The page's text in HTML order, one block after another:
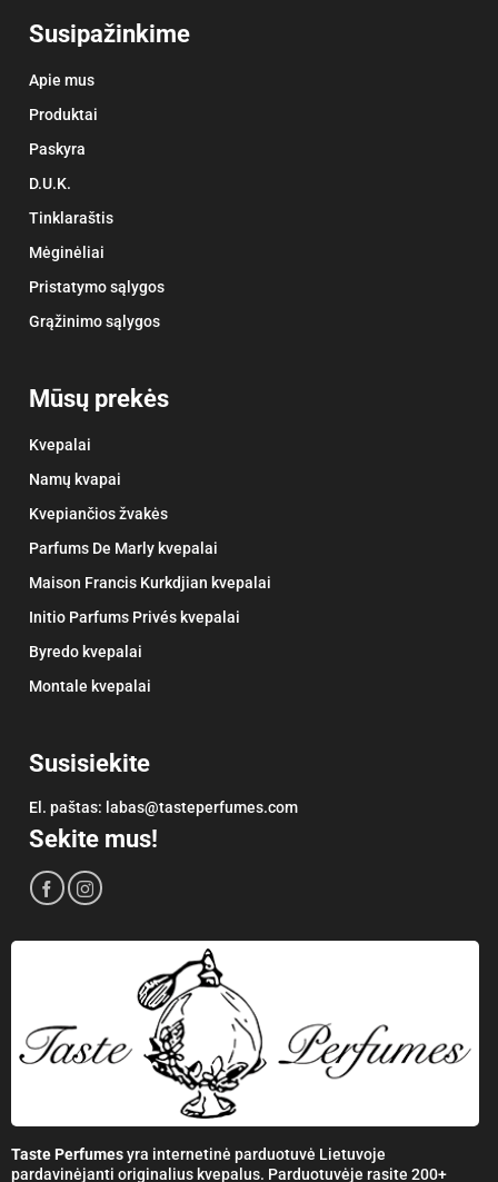
Susipažinkime
Apie mus
Produktai
Paskyra
D.U.K.
Tinklaraštis
Mėginėliai
Pristatymo sąlygos
Grąžinimo sąlygos
Mūsų prekės
Kvepalai
Namų kvapai
Kvepiančios žvakės
Parfums De Marly kvepalai
Maison Francis Kurkdjian kvepalai
Initio Parfums Privés kvepalai
Byredo kvepalai
Montale kvepalai
Susisiekite
El. paštas: labas@tasteperfumes.com
Sekite mus!
Taste Perfumesyra internetinė parduotuvė Lietuvoje
pardavinėjanti originalius kvepalus. Parduotuvėje rasite 200+